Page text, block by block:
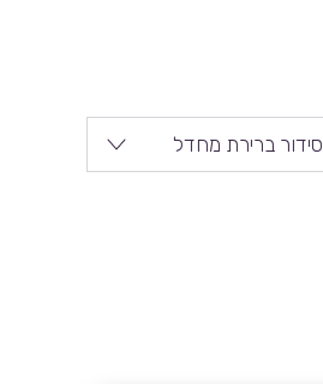
סידור ברירת מחדל